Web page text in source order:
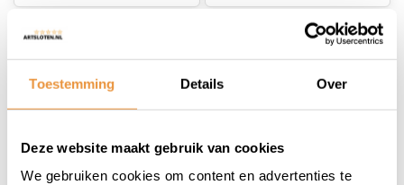
Toestemming Details Over
Deze website maakt gebruik van cookies
We gebruiken cookies om content en advertenties te
(0) (0)